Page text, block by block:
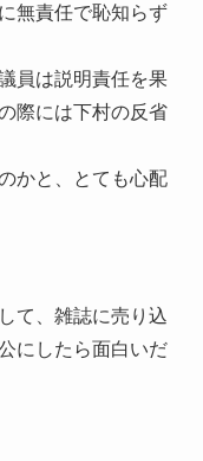
無責任で恥知らず
員は説明責任を果
際には下村の反省
かと、とても心配
て、雑誌に売り込
にしたら面白いだ